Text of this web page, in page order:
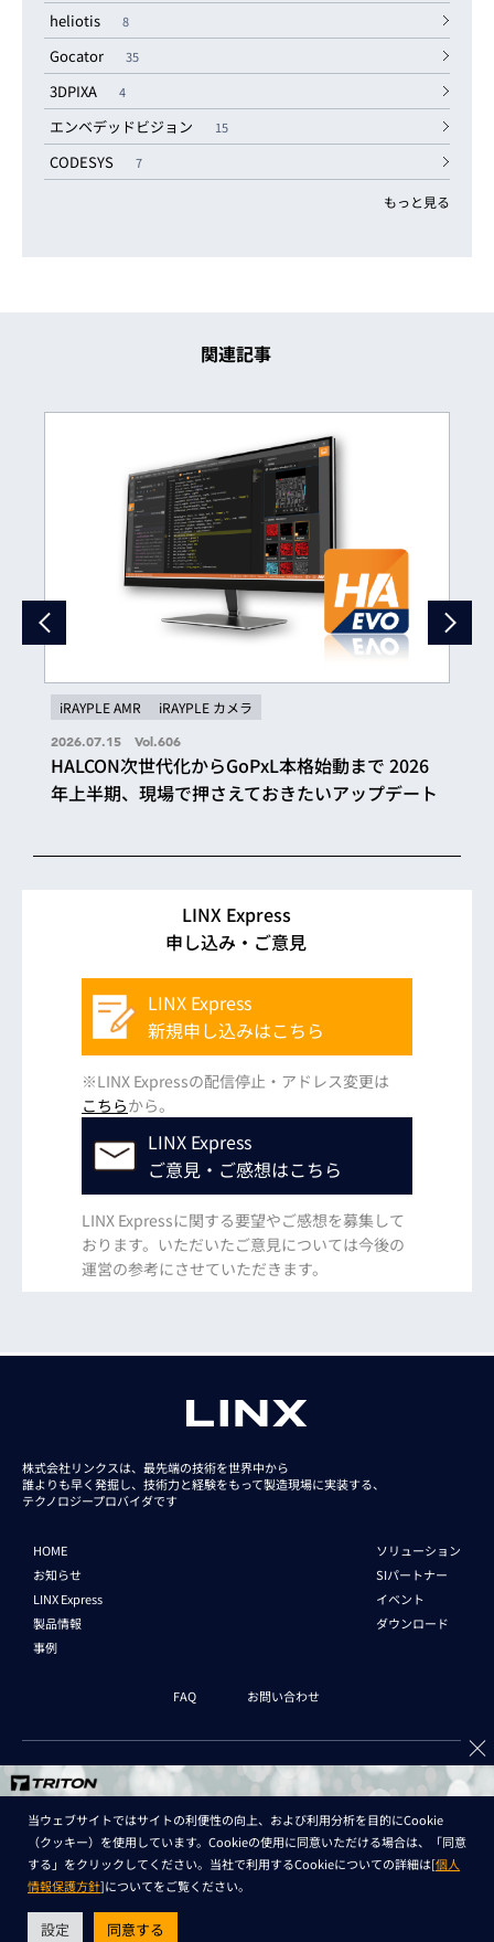
heliotis 8
Gocator 35
3DPIXA 4
エンベデッドビジョン 15
CODESYS 7
もっと見る
関連記事
iRAYPLE AMR iRAYPLE カメラ
2026.07.15 Vol.606
HALCON次世代化からGoPxL本格始動まで 2026
年上半期、現場で押さえておきたいアップデート
LINX Express
申し込み・ご意見
LINX Express
新規申し込みはこちら
※LINX Expressの配信停止・アドレス変更は
こちらから。
LINX Express
ご意見・ご感想はこちら
LINX Expressに関する要望やご感想を募集して
おります。いただいたご意見については今後の
運営の参考にさせていただきます。
株式会社リンクスは、最先端の技術を世界中から
誰よりも早く発掘し、技術力と経験をもって製造現場に実装する、
テクノロジープロバイダです
HOME
お知らせ
LINX Express
製品情報
事例
ソリューション
SIパートナー
イベント
ダウンロード
FAQ お問い合わせ
企業情報 English
個人情報保護法 情報 セキュリティ基本方針
Copyright © LINX Corporation. All Rights Reserved.
当ウェブサイトではサイトの利便性の向上、および利用分析を目的にCookie
（クッキー）を使用しています。Cookieの使用に同意いただける場合は、「同意
する」をクリックしてください。当社で利用するCookieについての詳細は[個人
情報保護方針]についてをご覧ください。
設定 同意する